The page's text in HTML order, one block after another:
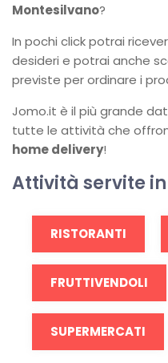
Montesilvano?
In pochi click potrai
desideri e potrai anche
previste per ordinare i
Jomo.it è il più grande
tutte le attività che
home delivery!
Attività servite
RISTORANTI
FRUTTIVENDOLI
SUPERMERCATI